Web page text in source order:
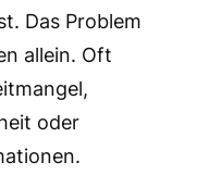
Das Problem
allein. Oft
oder